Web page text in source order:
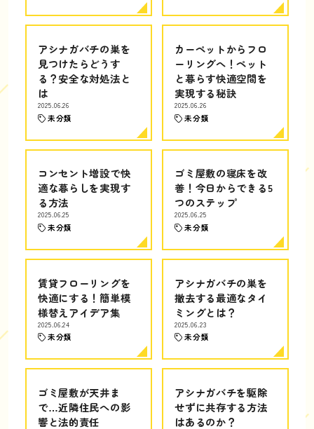
アシナガバチの巣を
見つけたらどうす
る？安全な対処法と
は
2025.06.26
未分類
カーペットからフロ
ーリングへ！ペット
と暮らす快適空間を
実現する秘訣
2025.06.26
未分類
コンセント増設で快
適な暮らしを実現す
る方法
2025.06.25
未分類
ゴミ屋敷の寝床を改
善！今日からできる5
つのステップ
2025.06.25
未分類
賃貸フローリングを
快適にする！簡単模
様替えアイデア集
2025.06.24
未分類
アシナガバチの巣を
撤去する最適なタイ
ミングとは？
2025.06.23
未分類
ゴミ屋敷が天井ま
で…近隣住民への影
響と法的責任
アシナガバチを駆除
せずに共存する方法
はあるのか？